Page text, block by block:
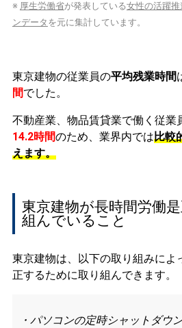
※ 厚生労働省が発表している女性の活躍
ンデータ を元に集計しています。
東京建物の従業員の平均残業時間
間でした。
不動産業、物品賃貸業で働く従業
14.2時間のため、業界内では比較
えます。
東京建物が長時間労働
組んでいること
東京建物は、以下の取り組みによ
正するために取り組んできます。
・パソコンの定時シャットダウ